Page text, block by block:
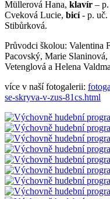
Müllerová Hana, klavír –
Cveková Lucie, bicí- p. uč.
Stibůrková.
Průvodci školou: Valentina
Pacovský, Marie
Vetenglová a Helena
více v naší fotogalerii:
se-skryva-v-zus-81cs.html